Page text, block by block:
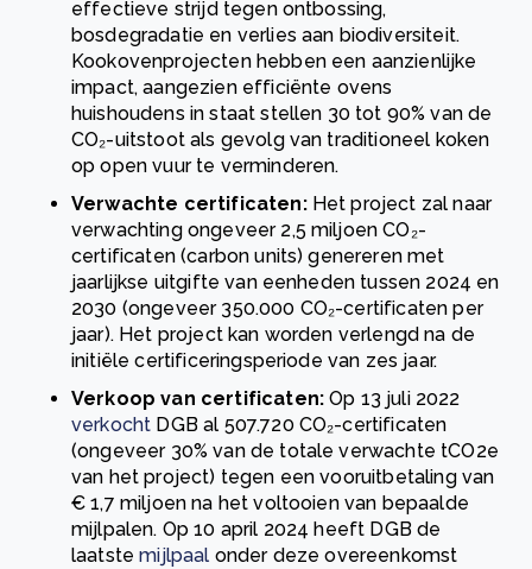
effectieve strijd tegen ontbossing,
bosdegradatie en verlies aan biodiversiteit.
Kookovenprojecten hebben een aanzienlijke
impact, aangezien efficiënte ovens
huishoudens in staat stellen 30 tot 90% van de
CO₂-uitstoot als gevolg van traditioneel koken
op open vuur te verminderen.
Verwachte certificaten:Het project zal naar
verwachting ongeveer 2,5 miljoen CO₂-
certificaten (carbon units) genereren met
jaarlijkse uitgifte van eenheden tussen 2024 en
2030 (ongeveer 350.000 CO₂-certificaten per
jaar). Het project kan worden verlengd na de
initiële certificeringsperiode van zes jaar.
Verkoop van certificaten:Op 13 juli 2022
verkocht DGB al 507.720 CO₂-certificaten
(ongeveer 30% van de totale verwachte tCO2e
van het project) tegen een vooruitbetaling van
€ 1,7 miljoen na het voltooien van bepaalde
mijlpalen. Op 10 april 2024 heeft DGB de
laatstemijlpaal onder deze overeenkomst